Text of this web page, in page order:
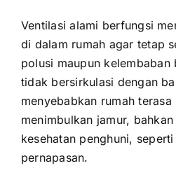
Ventilasi alami berfungsi
di dalam rumah agar tetap
polusi maupun
tidak bersirkulasi dengan
menyebabkan rumah terasa
menimbulkan jamur,
kesehatan penghuni,
pernapasan.